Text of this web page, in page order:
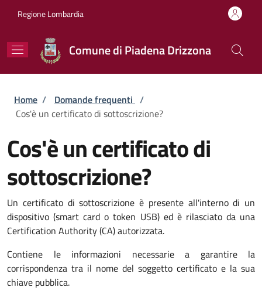
Regione Lombardia
Comune di Piadena Drizzona
Briciole di pane
Home / Domande frequenti /
Cos'è un certificato di sottoscrizione?
Cos'è un certificato di
sottoscrizione?
Un certificato di sottoscrizione è presente all'interno di un
dispositivo (smart card o token USB) ed è rilasciato da una
Certification Authority (CA) autorizzata.
Contiene le informazioni necessarie a garantire la
corrispondenza tra il nome del soggetto certificato e la sua
chiave pubblica.